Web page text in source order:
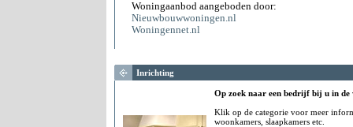
Woningaanbod aangeboden door:
Nieuwbouwwoningen.nl
Woningennet.nl
Inrichting
Op zoek naar een bedrijf bij u in
Klik op de categorie voor meer
woonkamers, slaapkamers etc.